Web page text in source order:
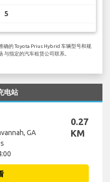
5
确的 Toyota Prius Hybrid 车辆型号和规
与指定的汽车租赁公司联系。
电站
GA
0.27
KM